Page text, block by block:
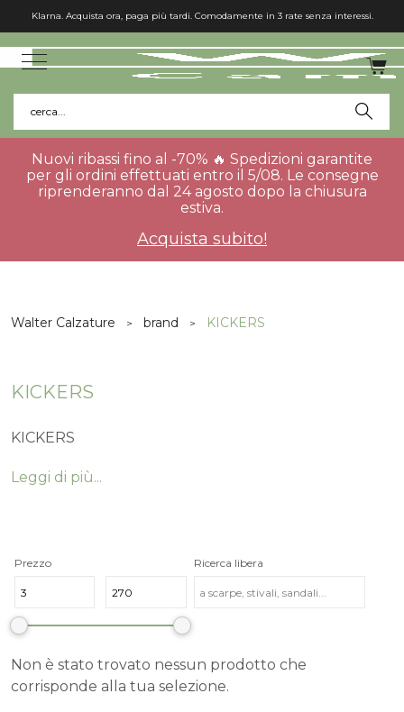
cerca...
Nuovi ribassi fino al -70% 🔥 Spedizioni garantite
per gli ordini effettuati entro il 5/08. Le consegne
riprenderanno dal 24 agosto dopo la chiusura
estiva.
Acquista subito!
Walter Calzature brand KICKERS
KICKERS
KICKERS
Leggi di più...
Non è stato trovato nessun prodotto che
corrisponde alla tua selezione.